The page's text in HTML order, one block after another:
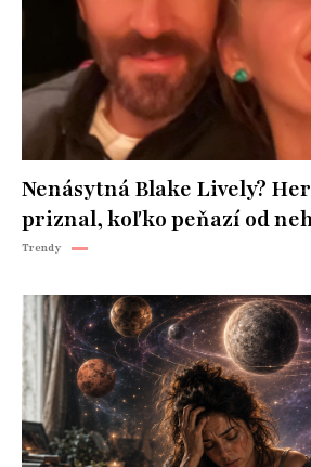
Nenásytná Blake Lively?
priznal, koľko peňazí od
Trendy